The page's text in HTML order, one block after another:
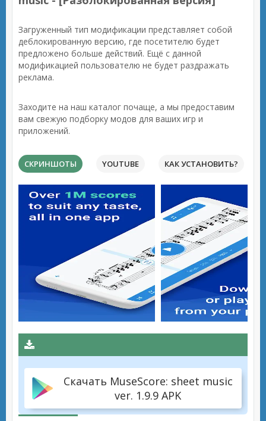
Загруженный тип модификации представляет собой
деблокированную версию, где посетителю будет
предложено больше действий. Ещё с данной
модификацией пользователю не будет раздражать
реклама.
Заходите на наш каталог почаще, а мы предоставим
вам свежую подборку модов для ваших игр и
приложений.
СКРИНШОТЫ YOUTUBE КАК УСТАНОВИТЬ?
Скачать MuseScore: sheet music
ver. 1.9.9 APK